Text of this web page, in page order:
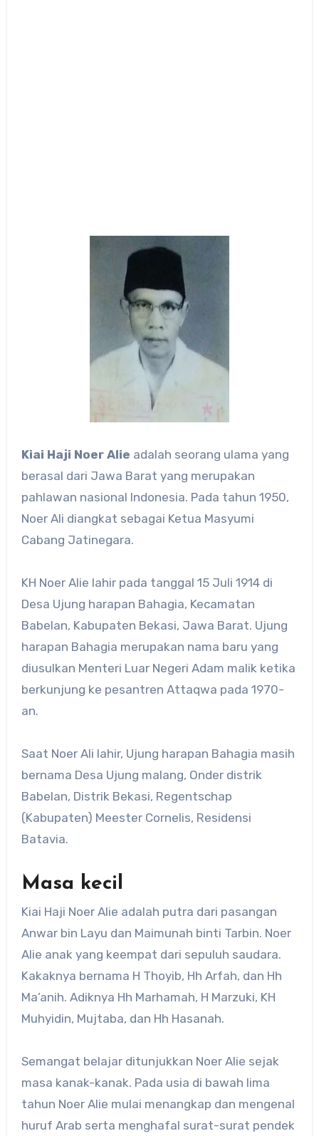
Kiai Haji Noer Alie adalah seorang ulama yang
berasal dari Jawa Barat yang merupakan
pahlawan nasional Indonesia. Pada tahun 1950,
Noer Ali diangkat sebagai Ketua Masyumi
Cabang Jatinegara.
KH Noer Alie lahir pada tanggal 15 Juli 1914 di
Desa Ujung harapan Bahagia, Kecamatan
Babelan, Kabupaten Bekasi, Jawa Barat. Ujung
harapan Bahagia merupakan nama baru yang
diusulkan Menteri Luar Negeri Adam malik ketika
berkunjung ke pesantren Attaqwa pada 1970-
an.
Saat Noer Ali lahir, Ujung harapan Bahagia masih
bernama Desa Ujung malang, Onder distrik
Babelan, Distrik Bekasi, Regentschap
(Kabupaten) Meester Cornelis, Residensi
Batavia.
Masa kecil
Kiai Haji Noer Alie adalah putra dari pasangan
Anwar bin Layu dan Maimunah binti Tarbin. Noer
Alie anak yang keempat dari sepuluh saudara.
Kakaknya bernama H Thoyib, Hh Arfah, dan Hh
Ma’anih. Adiknya Hh Marhamah, H Marzuki, KH
Muhyidin, Mujtaba, dan Hh Hasanah.
Semangat belajar ditunjukkan Noer Alie sejak
masa kanak-kanak. Pada usia di bawah lima
tahun Noer Alie mulai menangkap dan mengenal
huruf Arab serta menghafal surat-surat pendek